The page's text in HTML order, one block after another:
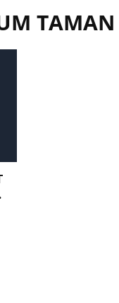
TAMAN